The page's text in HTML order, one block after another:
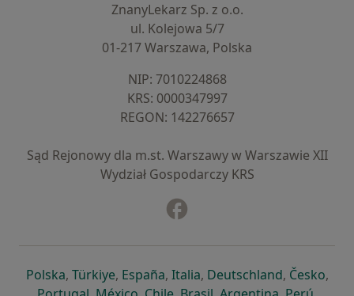
ZnanyLekarz Sp. z o.o.
ul. Kolejowa 5/7
01-217 Warszawa, Polska
NIP: ⁠7010224868
KRS: ⁠0000347997
REGON: ⁠142276657
Sąd Rejonowy dla m.st. Warszawy w Warszawie XII
Wydział Gospodarczy KRS
Polskaotwiera się w nowej karcie
, Türkiyeotwiera się w nowej karcie
, Españaotwiera się w nowej karcie
, Italiaotwiera się w nowej
, Deutschlandotwiera się
, Česko,